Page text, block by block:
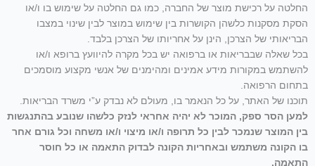
החלטה על רכישת מוצר של החברה, כמו גם החלטה על שימוש בו ו/או
הסקת מסקנות כלשהן הקושרות בין שימוש במוצר לבין שינוי במצבו
הבריאותי של הצרכן, הינן על אחריותו של הצרכן בלבד.
בכל שאלה שבבריאות או ברפואה יש בכל מקרה להיוועץ ברופא ו/או
להשתמש במקורות מידע אמינים ומהימנים של אנשי מקצוע מוסמכים
בתחום הרפואה.
תוכנו של האתר, על כל הנאמר בו, מעולם לא נבדק ע”י משרד הבריאות.
למען הסר ספק, המוכר לא יהיה אחראי לנזק כלשהו שנובע בהתנגשות
בין המוצר שנמכר לבין כל תרופה ו/או מיצוי ו/או משחה וכל גורם אחר
בו הקונה משתמש ובאחריות הקונה לבדוק התאמה או כל חוסר
התאמה.